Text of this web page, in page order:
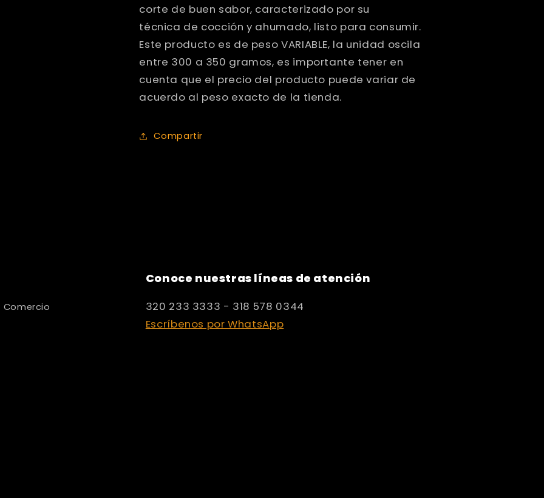
corte de buen sabor, caracterizado por su
técnica de cocción y ahumado, listo para consumir.
Este producto es de peso VARIABLE, la unidad oscila
entre 300 a 350 gramos, es importante tener en
cuenta que el precio del producto puede variar de
acuerdo al peso exacto de la tienda.
Compartir
Comercio
Conoce nuestras líneas de atención
320 233 3333 - 318 578 0344
Escríbenos por WhatsApp